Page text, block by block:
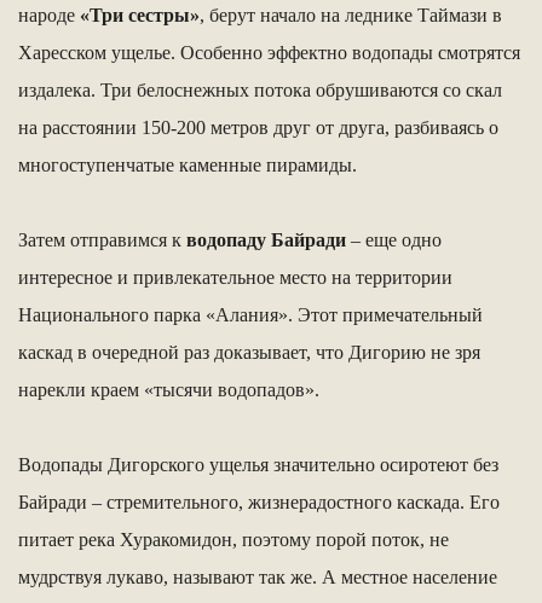
народе «Три сестры», берут начало на леднике Таймази в
Харесском ущелье. Особенно эффектно водопады смотрятся
издалека. Три белоснежных потока обрушиваются со скал
на расстоянии 150-200 метров друг от друга, разбиваясь о
многоступенчатые каменные пирамиды.
Затем отправимся к водопаду Байради – еще одно
интересное и привлекательное место на территории
Национального парка «Алания». Этот примечательный
каскад в очередной раз доказывает, что Дигорию не зря
нарекли краем «тысячи водопадов».
Водопады Дигорского ущелья значительно осиротеют без
Байради – стремительного, жизнерадостного каскада. Его
питает река Хуракомидон, поэтому порой поток, не
мудрствуя лукаво, называют так же. А местное население